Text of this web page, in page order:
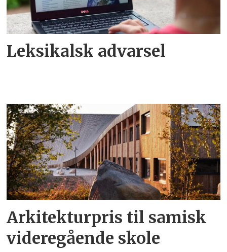
Leksikalsk advarsel
Arkitekturpris til samisk
videregående skole